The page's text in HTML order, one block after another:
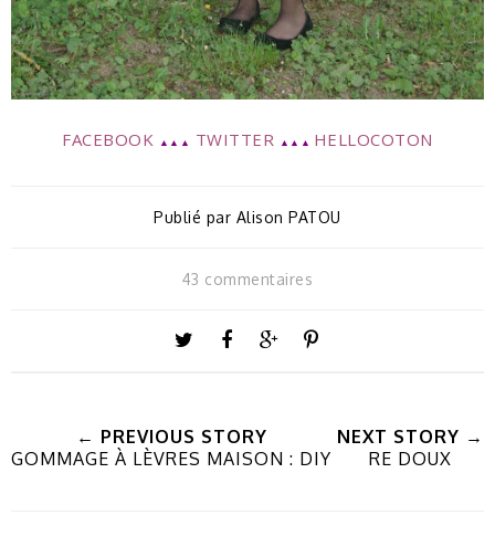
FACEBOOK ▲▲▲ TWITTER ▲▲▲ HELLOCOTON
Publié par Alison PATOU
43 commentaires
← PREVIOUS STORY
GOMMAGE À LÈVRES MAISON : DIY
NEXT STORY →
RE DOUX